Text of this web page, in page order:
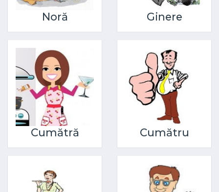
Noră Ginere
Cumătră Cumătru